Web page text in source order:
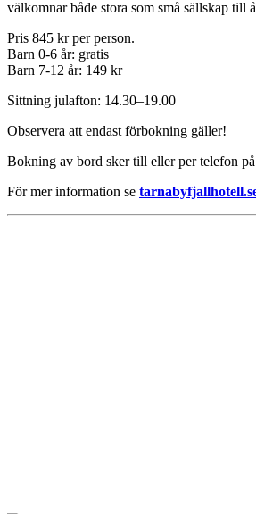
välkomnar både stora som små sällskap till
Pris 845 kr per person.
Barn 0-6 år: gratis
Barn 7-12 år: 149 kr
Sittning julafton: 14.30–19.00
Observera att endast förbokning gäller!
Bokning av bord sker till eller per telefon på
För mer information se